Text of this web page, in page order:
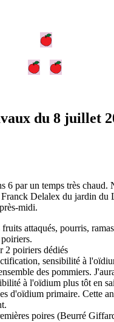
du 8 juillet
6 par un temps très chaud.
Delalex du jardin du
midi.
attaqués, pourris,
2 poiriers dédiés
sensibilité à
des pommiers.
à l'oïdium plus tôt en
d'oïdium primaire. Cette
poires (Beurré